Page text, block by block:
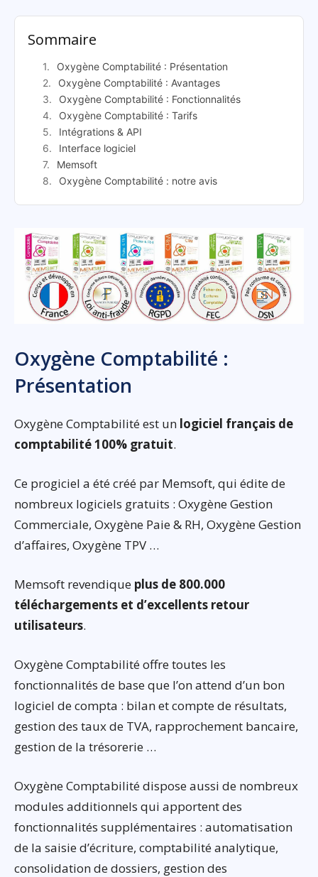
Sommaire
Oxygène Comptabilité : Présentation
Oxygène Comptabilité : Avantages
Oxygène Comptabilité : Fonctionnalités
Oxygène Comptabilité : Tarifs
Intégrations & API
Interface logiciel
Memsoft
Oxygène Comptabilité : notre avis
Oxygène Comptabilité :
Présentation
Oxygène Comptabilité est un logiciel français de
comptabilité 100% gratuit.
Ce progiciel a été créé par Memsoft, qui édite de
nombreux logiciels gratuits : Oxygène Gestion
Commerciale, Oxygène Paie & RH, Oxygène Gestion
d’affaires, Oxygène TPV …
Memsoft revendique plus de 800.000
téléchargements et d’excellents retour
utilisateurs.
Oxygène Comptabilité offre toutes les
fonctionnalités de base que l’on attend d’un bon
logiciel de compta : bilan et compte de résultats,
gestion des taux de TVA, rapprochement bancaire,
gestion de la trésorerie …
Oxygène Comptabilité dispose aussi de nombreux
modules additionnels qui apportent des
fonctionnalités supplémentaires : automatisation
de la saisie d’écriture, comptabilité analytique,
consolidation de dossiers, gestion des